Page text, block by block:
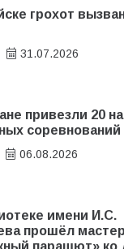
грохот
31.07.2026
привезли 20
соревнований
06.08.2026
имени И.С.
прошёл
парашют»